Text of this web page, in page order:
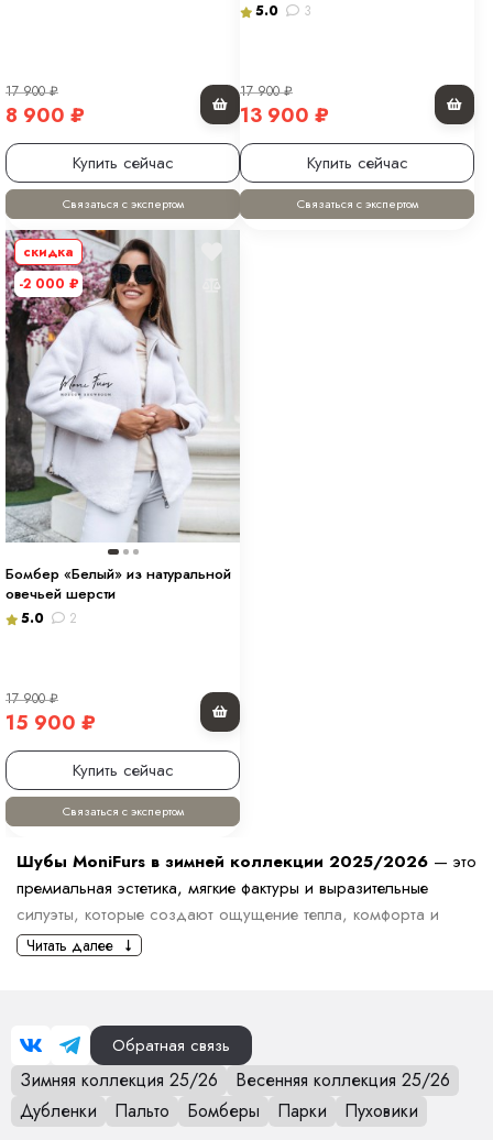
17 900₽
8 900 ₽
Купить сейчас
Связаться с экспертом
5.0 3
17 900₽
13 900 ₽
Купить сейчас
Связаться с экспертом
скидка
-2 000 ₽
Бомбер «Белый» из натуральной
овечьей шерсти
5.0 2
17 900₽
15 900 ₽
Купить сейчас
Связаться с экспертом
Шубы MoniFurs в зимней коллекции 2025/2026 — это
премиальная эстетика, мягкие фактуры и выразительные
силуэты, которые создают ощущение тепла, комфорта и
дорогого внешнего вида. Мы отбираем модели, которые
Коллекция включает шубы разной длины: от укороченных
моделей с акцентом на объём до элегантных длинных
вариантов, подчёркивающих фигуру. Представлены прямые,
расслабленные силуэты, варианты с поясом, капюшоном,
Читать далее
Обратная связь
Зимняя коллекция 25/26
Весенняя коллекция 25/26
Дубленки
Пальто Бомберы Парки Пуховики